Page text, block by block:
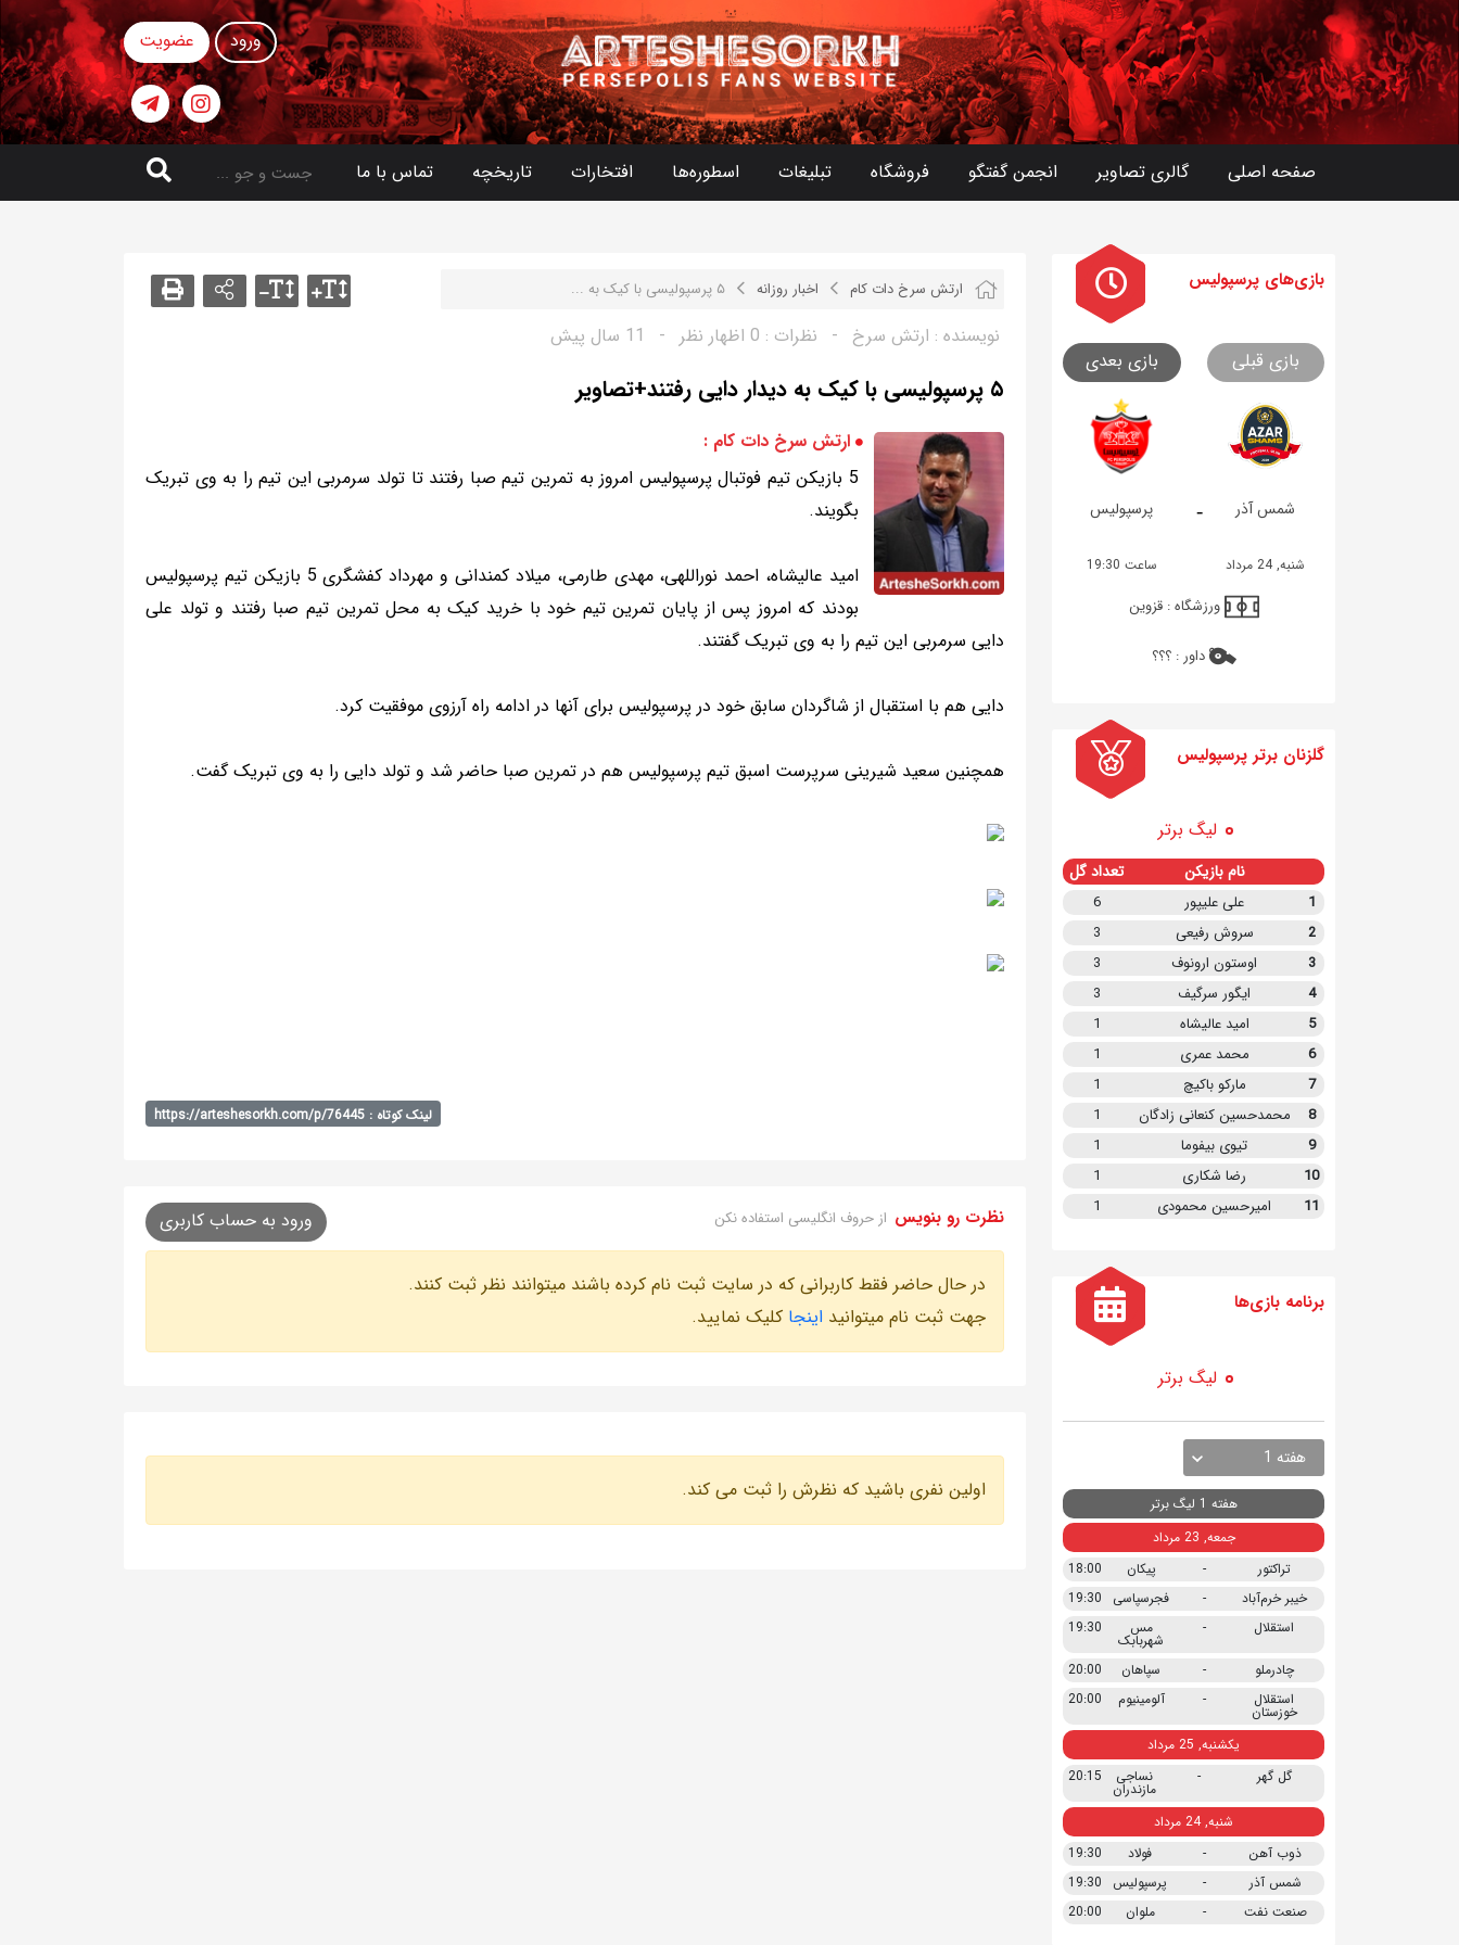
ورود عضویت
صفحه اصلی گالری تصاویر انجمن گفتگو فروشگاه تبلیغات اسطوره‌ها افتخارات تاریخچه تماس با ما
ارتش سرخ دات کام اخبار روزانه ۵ پرسپولیسی با کیک به ...
نویسنده : ارتش سرخ - نظرات : 0 اظهار نظر - 11 سال پیش
۵ پرسپولیسی با کیک به دیدار دایی رفتند+تصاویر
ارتش سرخ دات کام :
5 بازیکن تیم فوتبال پرسپولیس امروز به تمرین تیم صبا رفتند تا تولد سرمربی این تیم را به وی تبریک
بگویند.
امید عالیشاه، احمد نوراللهی، مهدی طارمی، میلاد کمندانی و مهرداد کفشگری 5 بازیکن تیم پرسپولیس
بودند که امروز پس از پایان تمرین تیم خود با خرید کیک به محل تمرین تیم صبا رفتند و تولد علی
دایی سرمربی این تیم را به وی تبریک گفتند.
دایی هم با استقبال از شاگردان سابق خود در پرسپولیس برای آنها در ادامه راه آرزوی موفقیت کرد.
همچنین سعید شیرینی سرپرست اسبق تیم پرسپولیس هم در تمرین صبا حاضر شد و تولد دایی را به وی تبریک گفت.
لینک کوتاه : https://arteshesorkh.com/p/76445
نظرت رو بنویس از حروف انگلیسی استفاده نکن ورود به حساب کاربری
در حال حاضر فقط کاربرانی که در سایت ثبت نام کرده باشند میتوانند نظر ثبت کنند.
جهت ثبت نام میتوانید اینجا کلیک نمایید.
اولین نفری باشید که نظرش را ثبت می کند.
بازی های پرسپولیس
بازی قبلی بازی بعدی
- شمس آذر پرسپولیس
شنبه, 24 مرداد ساعت 19:30
ورزشگاه :قزوین
داور :؟؟؟
گلزنان برتر پرسپولیس
لیگ برتر
نام بازیکن تعداد گل
1 علی علیپور
6
2
سروش رفیعی
3
3
اوستون ارونوف
3
4
ایگور سرگیف
3
5
امید عالیشاه
1
6
محمد عمری
1
7
مارکو باکیچ
1
8
محمدحسین کنعانی زادگان
1
9
تیوی بیفوما
1
10
رضا شکاری
1
11
امیرحسین محمودی 1
برنامه بازی ها
لیگ برتر
هفته 1
هفته 1 لیگ برتر
جمعه, 23 مرداد
تراکتور
- پیکان
18:00
خیبر خرم‌آباد
- فجرسپاسی
19:30
استقلال
- مس
شهربابک
19:30
چادرملو - سپاهان
20:00
استقلال
خوزستان
- آلومینیوم 20:00
یکشنبه, 25 مرداد
گل گهر
- نساجی
مازندران
20:15
شنبه, 24 مرداد
ذوب آهن
- فولاد
19:30
شمس آذر
- پرسپولیس
19:30
صنعت نفت
- ملوان 20:00